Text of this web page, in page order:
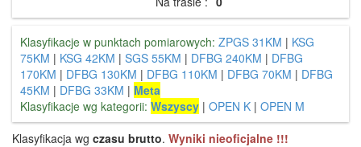
Klasyfikacje w punktach pomiarowych: ZPGS 31KM | KSG
75KM | KSG 42KM | SGS 55KM | DFBG 240KM | DFBG
170KM | DFBG 130KM | DFBG 110KM | DFBG 70KM | DFBG
45KM | DFBG 33KM | Meta
Klasyfikacje wg kategorii: Wszyscy | OPEN K | OPEN M
Klasyfikacja wg czasu brutto. Wyniki nieoficjalne !!!